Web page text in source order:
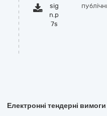
sig
n.p
7s
Електронні тендерні вимоги